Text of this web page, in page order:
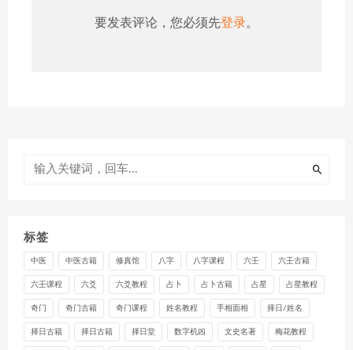
要发表评论，您必须先登录。
标签
中医 中医古籍 修真馆 八字 八字课程 六壬 六壬古籍
六壬课程 六爻 六爻教程 占卜 占卜古籍 占星 占星教程
奇门 奇门古籍 奇门课程 姓名教程 手相面相 择日/姓名
择日古籍 择日古籍 择日堂 数字机凶 文史名著 梅花教程